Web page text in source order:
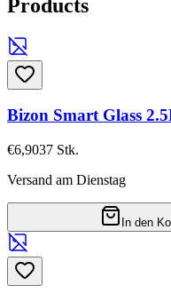
Products
Bizon Smart Glass
€6,9037 Stk.
Versand am Dienstag
In den